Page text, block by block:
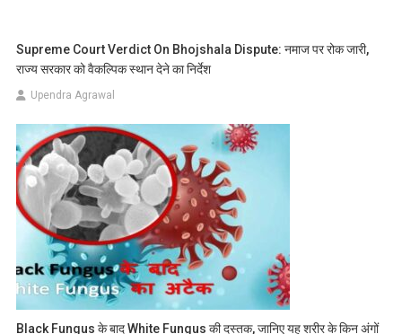
Supreme Court Verdict On Bhojshala Dispute: नमाज पर रोक जारी,
राज्य सरकार को वैकल्पिक स्थान देने का निर्देश
Upendra Agrawal
Black Fungus के बाद White Fungus की दस्तक, जानिए यह शरीर के किन अंगों